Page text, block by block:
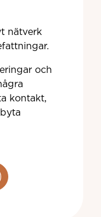
nätverk
och
kontakt,